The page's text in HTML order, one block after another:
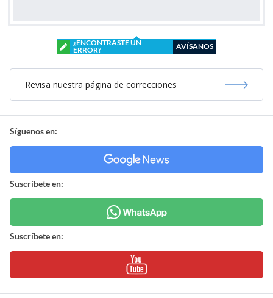
¿ENCONTRASTE UN
ERROR?
AVÍSANOS
Revisa nuestra página de correcciones
Síguenos en:
Suscríbete en:
Suscríbete en: